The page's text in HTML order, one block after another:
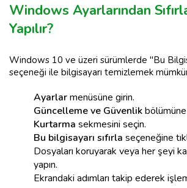
Windows Ayarlarından
Yapılır?
Windows 10 ve üzeri sürümlerde "Bu
seçeneği ile bilgisayarı temizlemek
Ayarlarmenüsüne girin.
Güncelleme ve Güvenlikbölümüne
Kurtarma sekmesini seçin.
Bu bilgisayarı sıfırla seçeneğine
Dosyaları koruyarak veya her şeyi
yapın.
Ekrandaki adımları takip ederek